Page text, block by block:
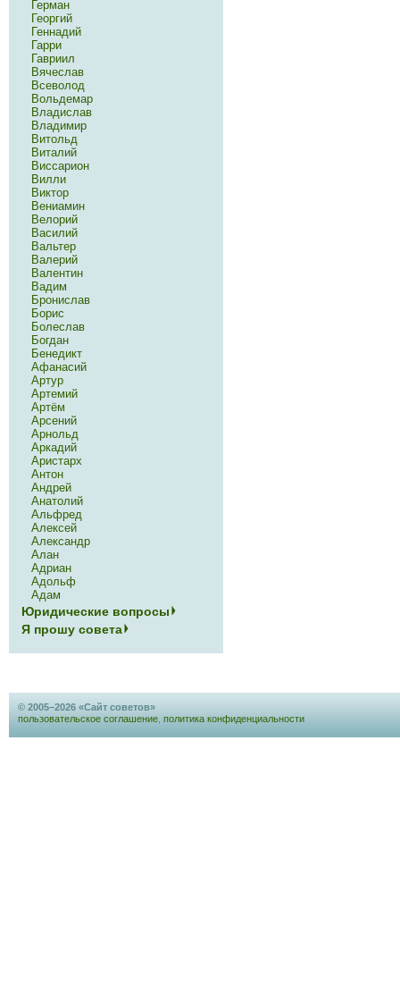
Герман
Георгий
Геннадий
Гарри
Гавриил
Вячеслав
Всеволод
Вольдемар
Владислав
Владимир
Витольд
Виталий
Виссарион
Вилли
Виктор
Вениамин
Велорий
Василий
Вальтер
Валерий
Валентин
Вадим
Бронислав
Борис
Болеслав
Богдан
Бенедикт
Афанасий
Артур
Артемий
Артём
Арсений
Арнольд
Аркадий
Аристарх
Антон
Андрей
Анатолий
Альфред
Алексей
Александр
Алан
Адриан
Адольф
Адам
Юридические вопросы
Я прошу совета
© 2005–2026 «Сайт советов»
пользовательское соглашение политика конфиденциальности